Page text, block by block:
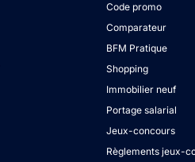
Code promo
Comparateur
BFM Pratique
Shopping
Immobilier neuf
Portage salarial
Jeux-concours
Règlements jeux-